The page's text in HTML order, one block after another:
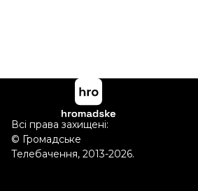
Всі права захищені:
© Громадське
Телебачення, 2013-2026.